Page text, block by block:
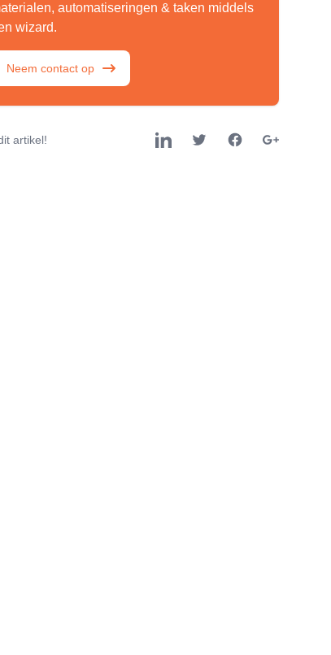
automatiseringen & taken middels
wizard.
Neem contact op
artikel!